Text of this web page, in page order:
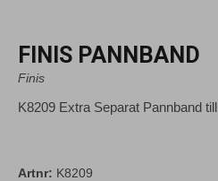
FINIS PANNBAND
Finis
K8209 Extra Separat Pannband
Artnr: K8209